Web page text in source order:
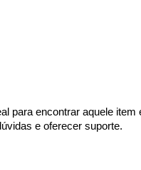
para encontrar aquele
e oferecer suporte.